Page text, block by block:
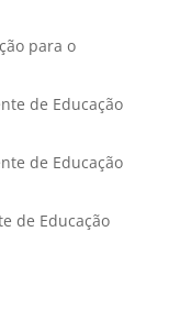
para o
de Educação
de Educação
de Educação